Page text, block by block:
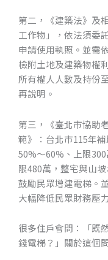
第二，《建築法》及
工作物」，依法須委
申請使用執照。並需
檢附土地及建築物權
所有權人人數及持份
再說明。
第三，《臺北市協助
範》：台北市115年
50%～60%、上限
限480萬，整宅與山
鼓勵民眾增建電梯。
大幅降低民眾財務壓
很多住戶會問：「既
錢電梯？」關於這個